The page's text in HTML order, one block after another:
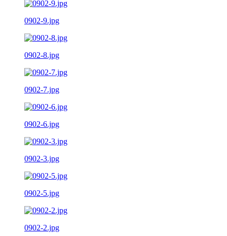
0902-9.jpg
0902-8.jpg
0902-7.jpg
0902-6.jpg
0902-3.jpg
0902-5.jpg
0902-2.jpg